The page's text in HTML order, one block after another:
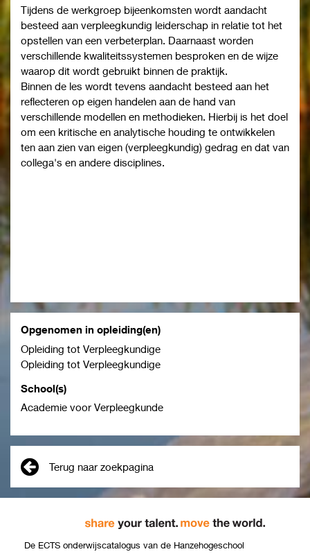
Tijdens de werkgroep bijeenkomsten wordt aandacht
besteed aan verpleegkundig leiderschap in relatie tot het
opstellen van een verbeterplan. Daarnaast worden
verschillende kwaliteitssystemen besproken en de wijze
waarop dit wordt gebruikt binnen de praktijk.
Binnen de les wordt tevens aandacht besteed aan het
reflecteren op eigen handelen aan de hand van
verschillende modellen en methodieken. Hierbij is het doel
om een kritische en analytische houding te ontwikkelen
ten aan zien van eigen (verpleegkundig) gedrag en dat van
collega's en andere disciplines.
Opgenomen in opleiding(en)
Opleiding tot Verpleegkundige
Opleiding tot Verpleegkundige
School(s)
Academie voor Verpleegkunde
Terug naar zoekpagina
De ECTS onderwijscatalogus van de Hanzehogeschool